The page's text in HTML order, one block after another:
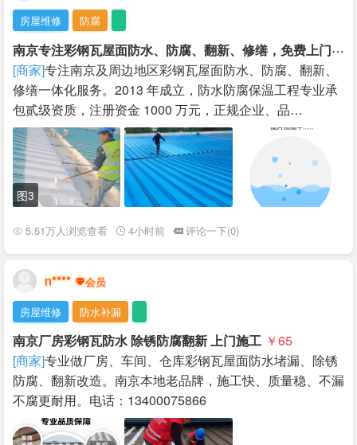
房屋维修 防腐
南
京专注彩钢瓦屋面防水、防腐、翻新、修缮，免费上门勘察
[商家]专注南京及周边地区彩钢瓦屋面防水、防腐、翻新、
修缮一体化服务。2013 年成立，防水防腐保温工程专业承
包贰级资质，注册资金 1000 万元，正规企业、品…
图3
5.51万人浏览查看 4小时前 评论一下(0)
n****
房屋维修 防水补漏
南京厂房彩钢瓦防水 除锈防腐翻新 上门施工 ￥65
[商家]专业做厂房、车间、仓库彩钢瓦屋面防水堵漏、除锈
防腐、翻新改造。南京本地老品牌，施工快、质量稳、不漏
不腐更耐用。电话：13400075866